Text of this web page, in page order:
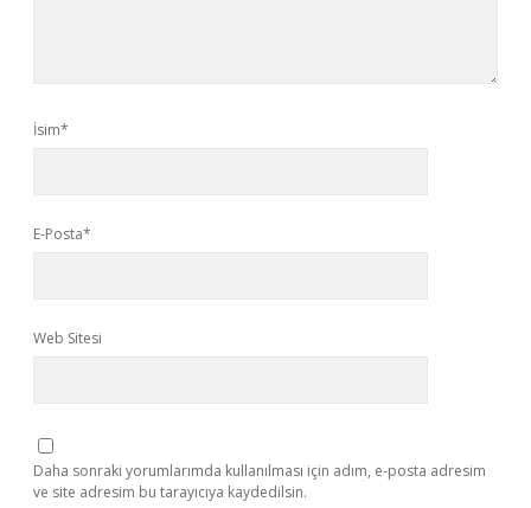
İsim*
E-Posta*
Web Sitesi
Daha sonraki yorumlarımda kullanılması için adım, e-posta adresim
ve site adresim bu tarayıcıya kaydedilsin.